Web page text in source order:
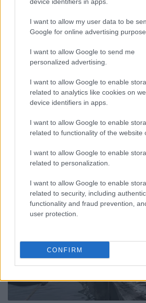
I want to allow my user data to be
Google for online advertising
I want to allow Google to send me
personalized advertising.
I want to allow Google to enable
related to analytics like cookies on
device identifiers in apps.
I want to allow Google to enable
related to functionality of the website
I want to allow Google to enable
related to personalization.
I want to allow Google to enable
related to security, including
functionality and fraud prevention,
user protection.
CONFIRM
Coldcard: l’attacco informatico che
Cristian Castiglioni · 8 Ago 2026